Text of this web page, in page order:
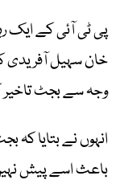
پی ٹی آئی کے ایک
خان سہیل
وجہ سے بجٹ تاخیر
انہوں نے بتایا کہ
باعث اسے پیش